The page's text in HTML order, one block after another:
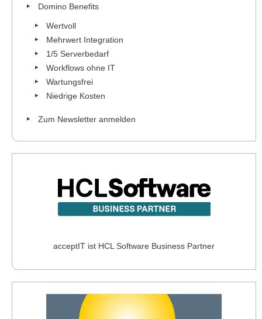
Domino Benefits
Wertvoll
Mehrwert Integration
1/5 Serverbedarf
Workflows ohne IT
Wartungsfrei
Niedrige Kosten
Zum Newsletter anmelden
acceptIT ist HCL Software Business Partner